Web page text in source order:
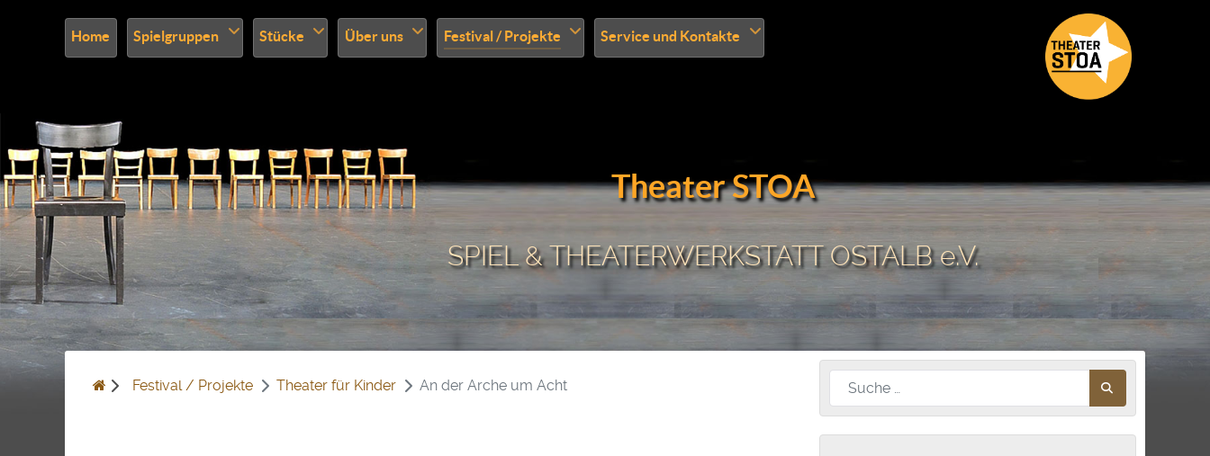
Home Spielgruppen Stücke Über uns Festival / Projekte Service und Kontakte
Theater STOA
SPIEL & THEATERWERKSTATT OSTALB e.V.
Festival / Projekte Theater für Kinder An der Arche um Acht Nach diesem Begriff suchen